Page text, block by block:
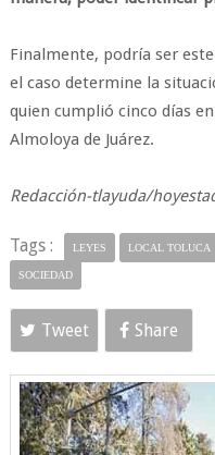
Finalmente, podría ser
el caso determine la
quien cumplió cinco días
Almoloya de Juárez.
Redacción-tlayuda/
Tags : LEYES LOCAL TOLUCA
SOCIEDAD
Tweet Share